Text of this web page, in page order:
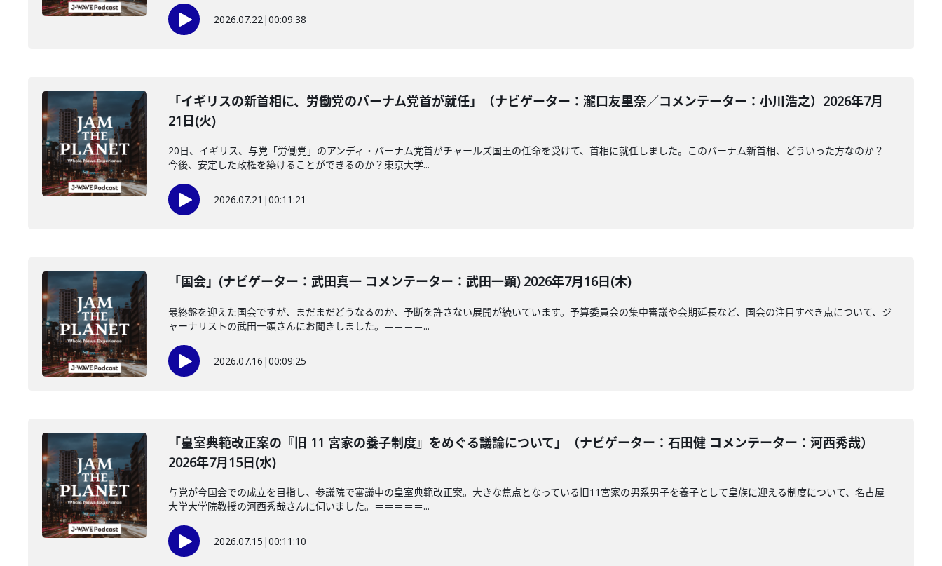
2026.07.22|00:09:38
「イギリスの新首相に、労働党のバーナム党首が就任」（ナビゲーター：瀧口友里奈／コメンテーター：小川浩之）2026年7月
21日(火)
20日、イギリス、与党「労働党」のアンディ・バーナム党首がチャールズ国王の任命を受けて、首相に就任しました。このバーナム新首相、どういった方なのか？
今後、安定した政権を築けることができるのか？東京大学...
2026.07.21 |00:11:21
「国会」(ナビゲーター：武田真一 コメンテーター：武田一顕) 2026年7月16日(木)
最終盤を迎えた国会ですが、まだまだどうなるのか、予断を許さない展開が続いています。予算委員会の集中審議や会期延長など、国会の注目すべき点について、ジ
ャーナリストの武田一顕さんにお聞きしました。＝＝＝＝...
2026.07.16 |00:09:25
「皇室典範改正案の『旧 11 宮家の養子制度』をめぐる議論について」（ナビゲーター：石田健 コメンテーター：河西秀哉）
2026年7月15日(水)
与党が今国会での成立を目指し、参議院で審議中の皇室典範改正案。大きな焦点となっている旧11宮家の男系男子を養子として皇族に迎える制度について、名古屋
大学大学院教授の河西秀哉さんに伺いました。＝＝＝＝＝...
2026.07.15 |00:11:10